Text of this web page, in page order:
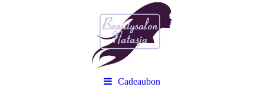
Cadeaubon